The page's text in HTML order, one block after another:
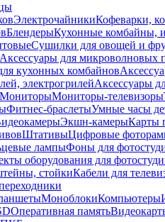
ЭлектрочайникиКофеварки,
БлендерыКухонные комбайны,
Сушилки для овощей и
Аксессуары для микроволновых
кухонных комбайнов
электрогрилейАксессуары
МониторыМониторы-телевизоры
Фитнес-браслетыУмные часы
Экшн-камерыКарты
ШтативыЦифровые
лампыФоны для
оборудования для
стойкиКабели для
МоноблокиКомпьютеры
Оперативная память